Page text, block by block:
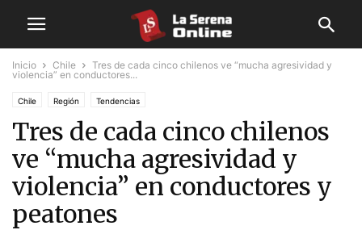
Inicio Chile
Tres de cada cinco chilenos ve “mucha agresividad y
violencia” en conductores...
Chile Región Tendencias
Tres de cada cinco chilenos
ve “mucha agresividad y
violencia” en conductores y
peatones